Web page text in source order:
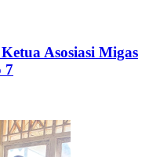
Asosiasi Migas
7